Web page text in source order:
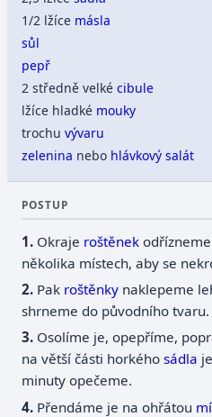
1/2 lžíce másla
sůl
pepř
2 středně velkécibule
lžíce hladké mouky
trochuvývaru
zelenina nebo hlávkový salát
POSTUP
Okraje roštěnek
několika místech, aby se
Pak roštěnky naklepeme
shrneme do původního tvaru.
Osolíme je, opepříme,
na větší části horkéhosádla
minuty opečeme.
Přendáme je na ohřátou